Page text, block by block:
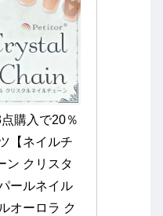
購入で20％
【ネイルチ
ン クリスタ
ールネイル
オーロラ ク